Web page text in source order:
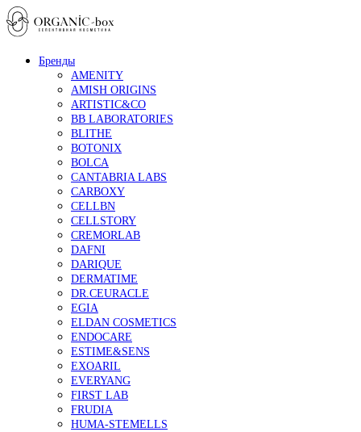
Бренды
AMENITY
AMISH ORIGINS
ARTISTIC&CO
BB LABORATORIES
BLITHE
BOTONIX
BOLCA
CANTABRIA LABS
CARBOXY
CELLBN
CELLSTORY
CREMORLAB
DAFNI
DARIQUE
DERMATIME
DR.CEURACLE
EGIA
ELDAN COSMETICS
ENDOCARE
ESTIME&SENS
EXOARIL
EVERYANG
FIRST LAB
FRUDIA
HUMA-STEMELLS